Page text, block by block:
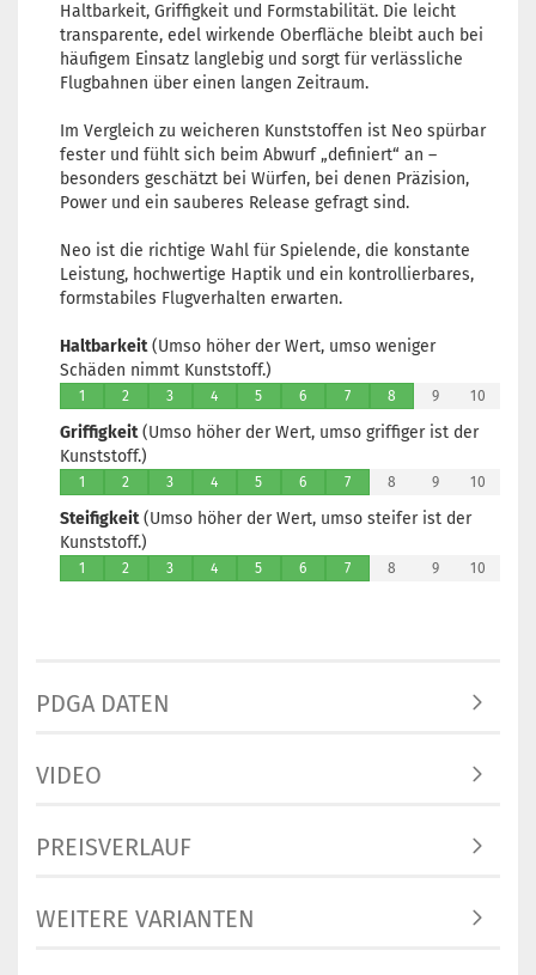
Haltbarkeit, Griffigkeit und Formstabilität. Die leicht
transparente, edel wirkende Oberfläche bleibt auch bei
häufigem Einsatz langlebig und sorgt für verlässliche
Flugbahnen über einen langen Zeitraum.
Im Vergleich zu weicheren Kunststoffen ist Neo spürbar
fester und fühlt sich beim Abwurf „definiert“ an –
besonders geschätzt bei Würfen, bei denen Präzision,
Power und ein sauberes Release gefragt sind.
Neo ist die richtige Wahl für Spielende, die konstante
Leistung, hochwertige Haptik und ein kontrollierbares,
formstabiles Flugverhalten erwarten.
Haltbarkeit(Umso höher der Wert, umso weniger
Schäden nimmt Kunststoff.)
1 2 3 4 5 6 7 8 9 10
Griffigkeit(Umso höher der Wert, umso griffiger ist der
Kunststoff.)
1 2 3 4 5 6 7 8 9 10
Steifigkeit(Umso höher der Wert, umso steifer ist der
Kunststoff.)
1 2 3 4 5 6 7 8 9 10
PDGA DATEN
VIDEO
PREISVERLAUF
WEITERE VARIANTEN